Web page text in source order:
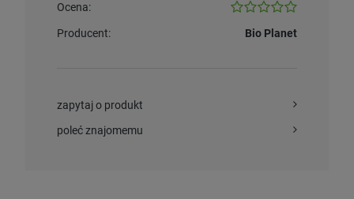
Ocena:
Producent: Bio Planet
zapytaj o produkt
poleć znajomemu